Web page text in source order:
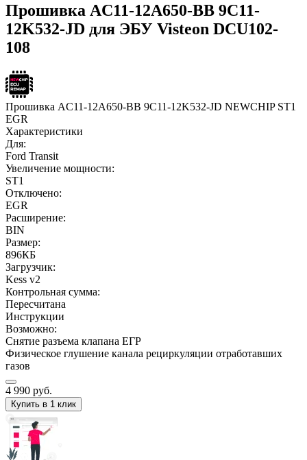
Прошивка AC11-12A650-BB 9C11-
12K532-JD для ЭБУ Visteon DCU102-
108
Прошивка AC11-12A650-BB 9C11-12K532-JD NEWCHIP ST1
EGR
Характеристики
Для:
Ford Transit
Увеличение мощности:
ST1
Отключено:
EGR
Расширение:
BIN
Размер:
896КБ
Загрузчик:
Kess v2
Контрольная сумма:
Пересчитана
Инструкции
Возможно:
Снятие разъема клапана ЕГР
Физическое глушение канала рециркуляции отработавших
газов
4 990 руб.
Купить в 1 клик